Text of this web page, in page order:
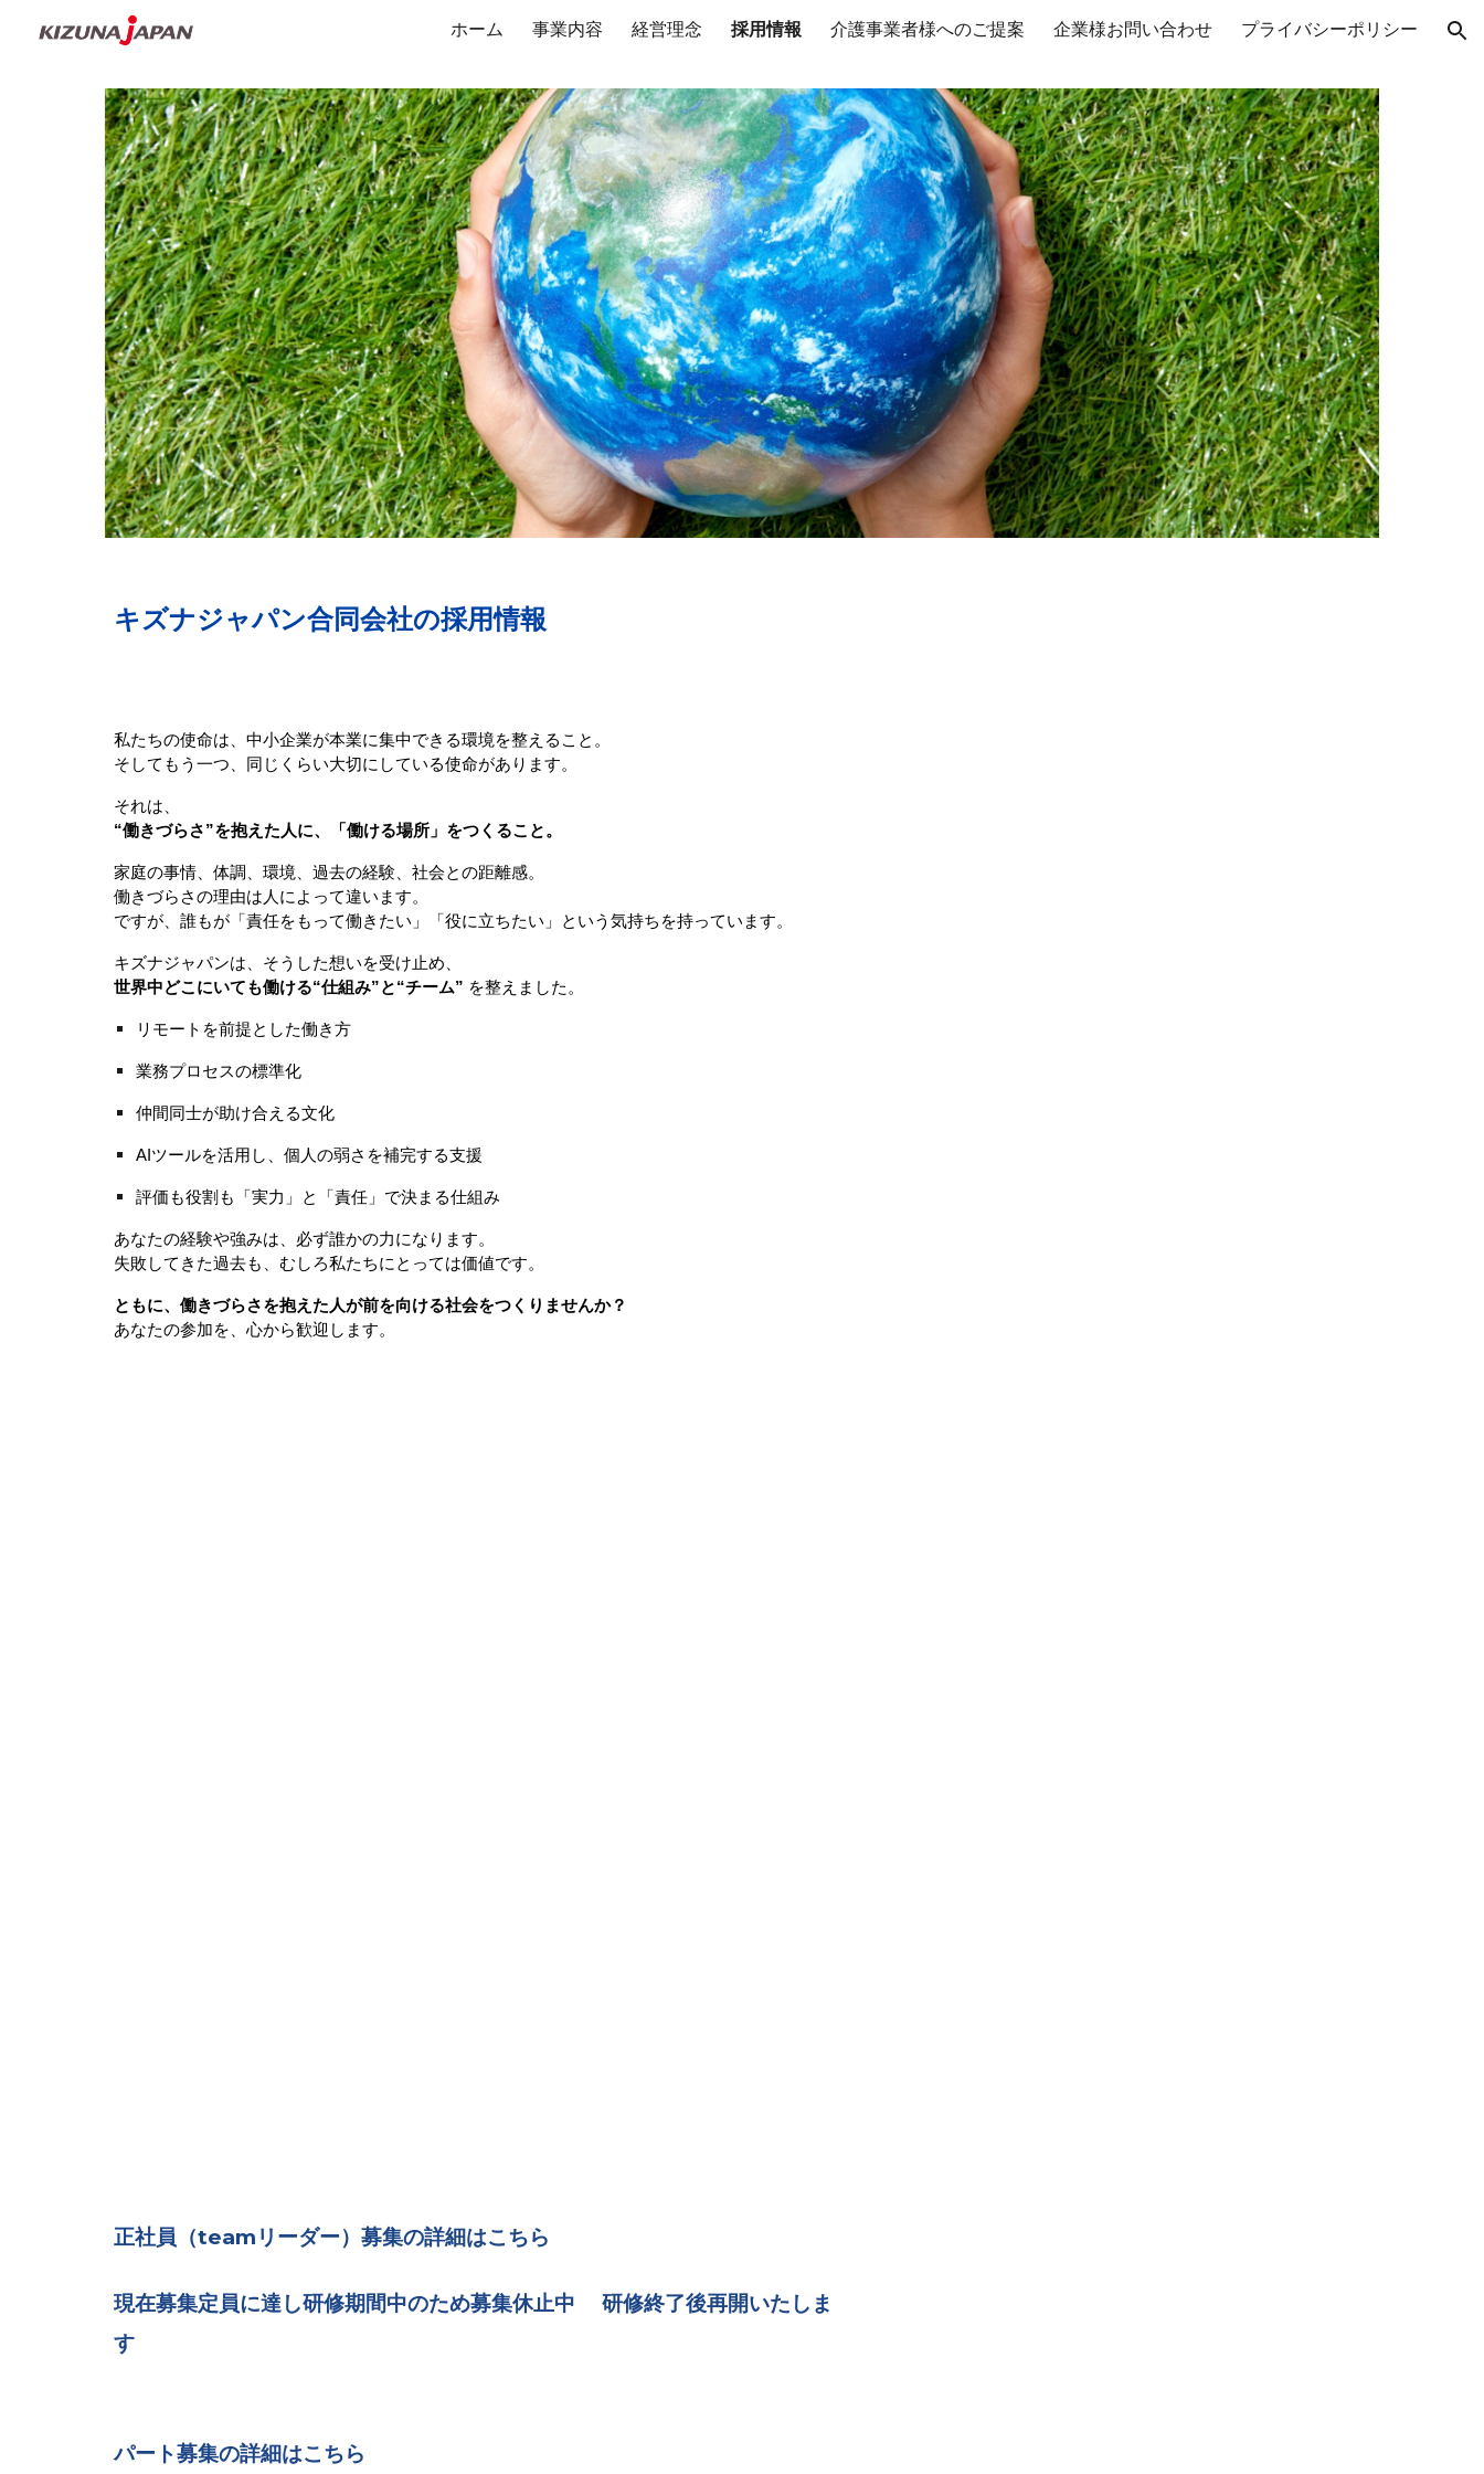
Skip to main content Skip to navigation
ホーム 事業内容 経営理念 採用情報 介護事業者様へのご提案 企業様お問い合わせ プライバシーポリシー
キズナジャパン合同会社の採用情報
私たちの使命は、中小企業が本業に集中できる環境を整えること。
そしてもう一つ、同じくらい大切にしている使命があります。
それは、
“働きづらさ”を抱えた人に、「働ける場所」をつくること。
家庭の事情、体調、環境、過去の経験、社会との距離感。
働きづらさの理由は人によって違います。
ですが、誰もが「責任をもって働きたい」「役に立ちたい」という気持ちを持っています。
キズナジャパンは、そうした想いを受け止め、
世界中どこにいても働ける“仕組み”と“チーム” を整えました。
リモートを前提とした働き方
業務プロセスの標準化
仲間同士が助け合える文化
AIツールを活用し、個人の弱さを補完する支援
評価も役割も「実力」と「責任」で決まる仕組み
あなたの経験や強みは、必ず誰かの力になります。
失敗してきた過去も、むしろ私たちにとっては価値です。
ともに、働きづらさを抱えた人が前を向ける社会をつくりませんか？
あなたの参加を、心から歓迎します。
正社員（teamリーダー）募集の詳細はこちら
現在募集定員に達し研修期間中のため募集休止中
研修終了後再開いたしま
す
パート募集の詳細はこちら